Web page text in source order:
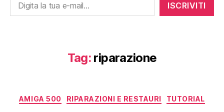
ISCRIVITI
Tag: riparazione
Categorie
AMIGA 500 RIPARAZIONI E RESTAURI TUTORIAL